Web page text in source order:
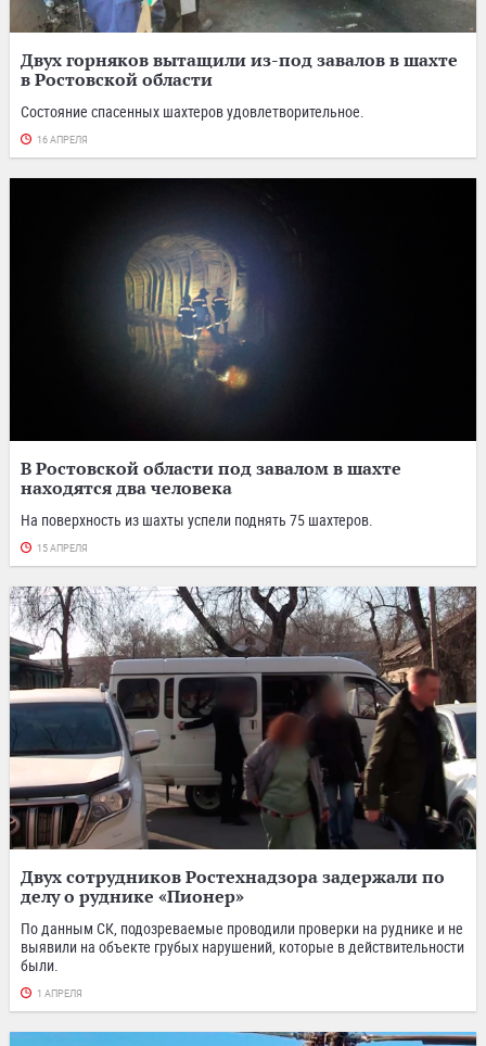
Двух горняков вытащили из-под завалов в шахте
в Ростовской области
Состояние спасенных шахтеров удовлетворительное.
16 АПРЕЛЯ
В Ростовской области под завалом в шахте
находятся два человека
На поверхность из шахты успели поднять 75 шахтеров.
15 АПРЕЛЯ
Двух сотрудников Ростехнадзора задержали по
делу о руднике «Пионер»
По данным СК, подозреваемые проводили проверки на руднике и не
выявили на объекте грубых нарушений, которые в действительности
были.
1 АПРЕЛЯ